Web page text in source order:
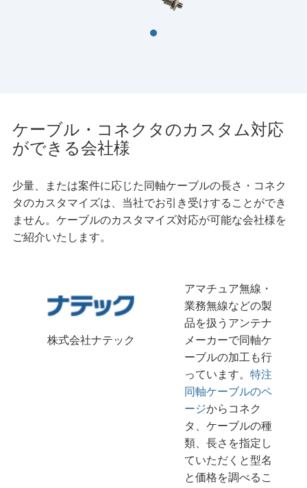
ケーブル・コネクタのカスタム対応
ができる会社様
少量、または案件に応じた同軸ケーブルの長さ・コネク
タのカスタマイズは、当社でお引き受けすることができ
ません。ケーブルのカスタマイズ対応が可能な会社様を
ご紹介いたします。
株式会社ナテック
アマチュア無線・
業務無線などの製
品を扱うアンテナ
メーカーで同軸ケ
ーブルの加工も行
っています。 特注
同軸ケーブルのペ
ージからコネク
タ、ケーブルの種
類、長さを指定し
ていただくと型名
と価格を調べるこ